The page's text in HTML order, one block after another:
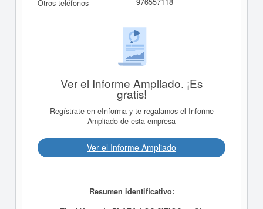
Otros teléfonos
Ver el Informe Ampliado. ¡Es
gratis!
Regístrate en eInforma y te regalamos el Informe
Ampliado de esta empresa
Ver el Informe Ampliado
Resumen identificativo: